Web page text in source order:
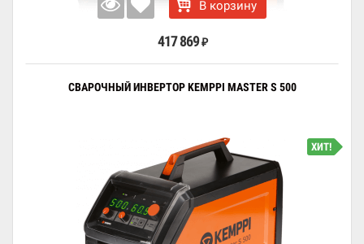
В корзину
417 869 ₽
СВАРОЧНЫЙ ИНВЕРТОР KEMPPI MASTER S 500
ХИТ!